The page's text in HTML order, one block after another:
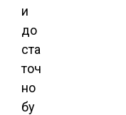
и
до
ста
точ
но
бу